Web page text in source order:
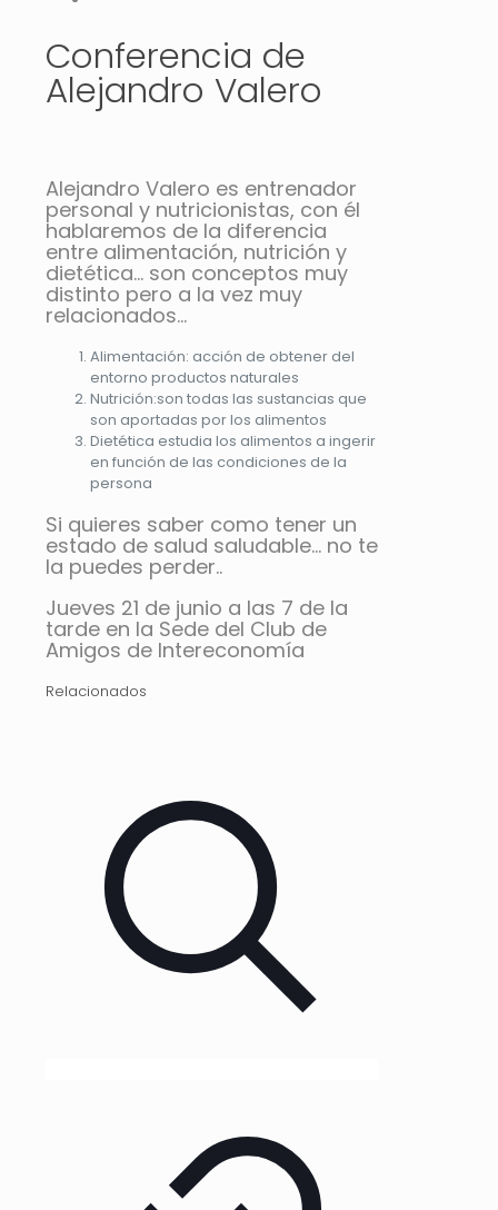
Conferencia de
Alejandro Valero
Alejandro Valero es entrenador
personal y nutricionistas, con él
hablaremos de la diferencia
entre alimentación, nutrición y
dietética… son conceptos muy
distinto pero a la vez muy
relacionados…
Alimentación: acción de obtener del
entorno productos naturales
Nutrición:son todas las sustancias que
son aportadas por los alimentos
Dietética estudia los alimentos a ingerir
en función de las condiciones de la
persona
Si quieres saber como tener un
estado de salud saludable… no te
la puedes perder..
Jueves 21 de junio a las 7 de la
tarde en la Sede del Club de
Amigos de Intereconomía
Relacionados